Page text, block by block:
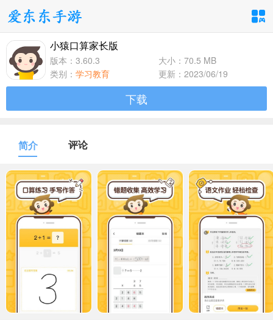
手游分类
卡牌回合
1百+款手游
1百+款手游
体育竞速
1百+款手游
冒险解谜
1百+款手游
模拟经营
1百+款手游
音乐舞蹈
1百+款手游
儿童教育
1百+款手游
小猿口算家长版
版本：3.60.3
大小：70.5 MB
类别： 学习教育 更新：2023/06/19
下载
简介 评论